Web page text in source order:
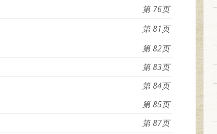
76
81
82
83
84
85
87